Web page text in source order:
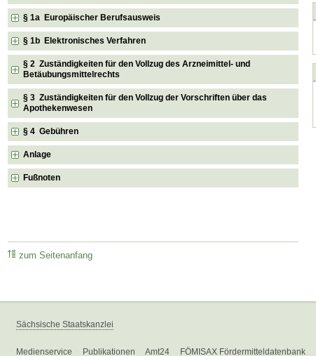
§ 1a Europäischer Berufsausweis
§ 1b Elektronisches Verfahren
§ 2 Zuständigkeiten für den Vollzug des Arzneimittel- und
Betäubungsmittelrechts
§ 3 Zuständigkeiten für den Vollzug der Vorschriften über das
Apothekenwesen
§ 4 Gebühren
Anlage
Fußnoten
zum Seitenanfang
Sächsische Staatskanzlei
Medienservice Publikationen Amt24 FÖMISAX Fördermitteldatenbank